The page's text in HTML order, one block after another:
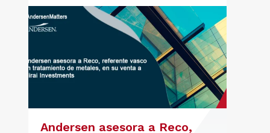
metodología propia de gestión de
riesgos de IA y se alinea con la
estrategia española de IA soberana
articulada en torno a ALIA.
Andersen asesora a Reco,